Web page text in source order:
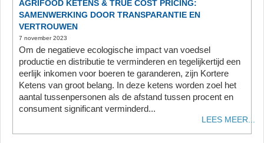
AGRIFOOD KETENS & TRUE COST PRICING:
SAMENWERKING DOOR TRANSPARANTIE EN
VERTROUWEN
7 november 2023
Om de negatieve ecologische impact van voedsel
productie en distributie te verminderen en tegelijkertijd een
eerlijk inkomen voor boeren te garanderen, zijn Kortere
Ketens van groot belang. In deze ketens worden zoel het
aantal tussenpersonen als de afstand tussen procent en
consument significant verminderd...
LEES MEER...